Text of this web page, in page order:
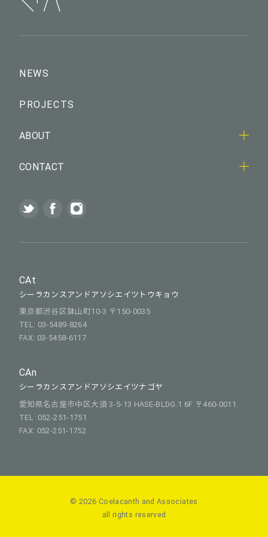
NEWS
PROJECTS
ABOUT
CONTACT
CAt
シーラカンスアンドアソシエイツトウキョウ
東京都渋谷区鉢山町10-3 〒150-0035
TEL: 03-5489-8264
FAX: 03-5458-6117
CAn
シーラカンスアンドアソシエイツナゴヤ
愛知県名古屋市中区大須 3-5-13 HASE-BLDG.1 6F 〒460-0011
TEL :052-251-1751
FAX: 052-251-1752
© 2026 Coelacanth and Associates
all rights reserved